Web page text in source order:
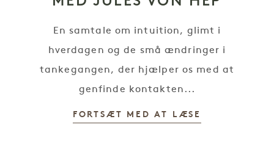
En samtale om intuition, glimt i
hverdagen og de små ændringer i
tankegangen, der hjælper os med at
genfinde kontakten...
FORTSÆT MED AT LÆSE